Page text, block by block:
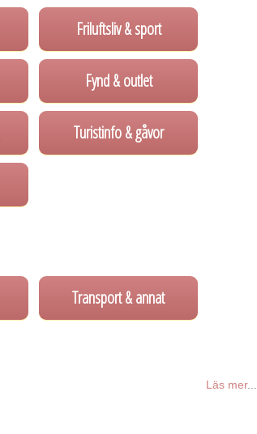
Friluftsliv & sport
Fynd & outlet
Turistinfo & gåvor
Transport & annat
Läs mer...